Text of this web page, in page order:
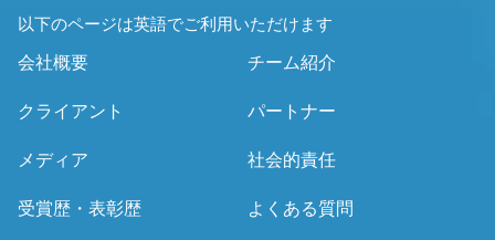
以下のページは英語でご利用いただけます
会社概要 チーム紹介
クライアント パートナー
メディア 社会的責任
受賞歴・表彰歴 よくある質問